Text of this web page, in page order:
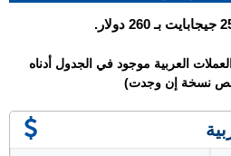
العربية موجود في الجدول أدناه
نسخة إن وجدت)